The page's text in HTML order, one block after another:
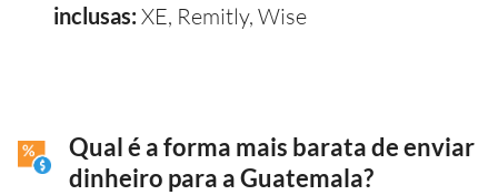
inclusas: XE, Remitly, Wise
Qual é a forma mais barata de enviar
dinheiro para a Guatemala?